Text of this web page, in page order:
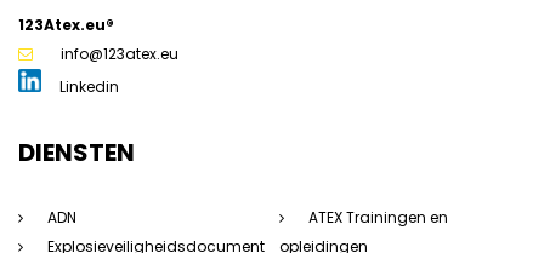
123Atex.eu®
info@123atex.eu
Linkedin
DIENSTEN
ADN
Explosieveiligheidsdocument
ATEX Trainingen en
opleidingen